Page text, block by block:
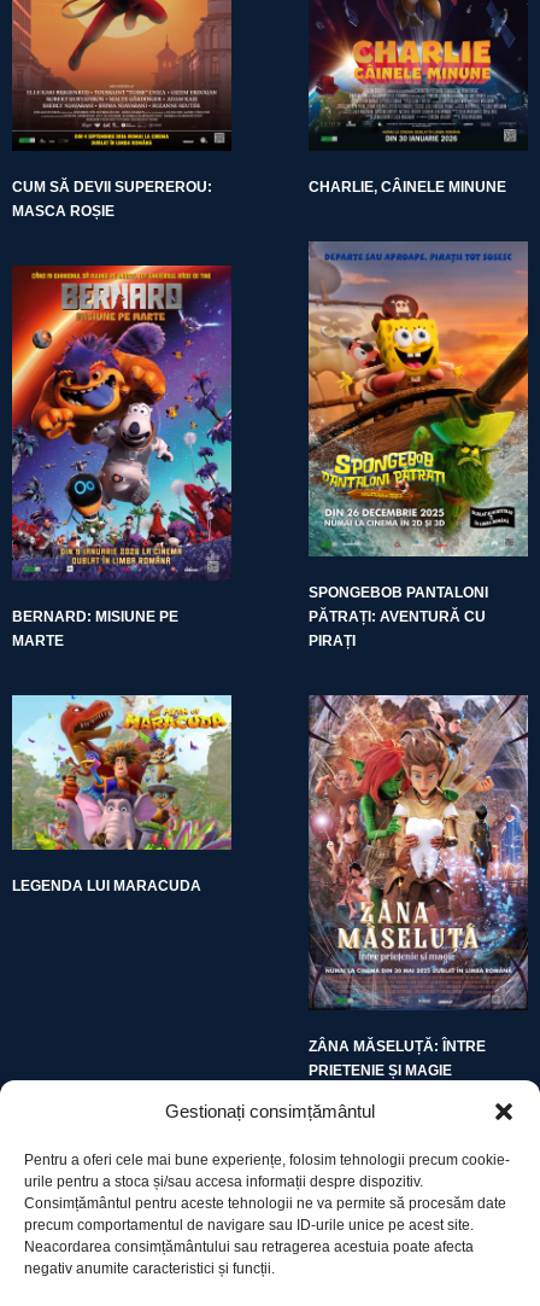
Gestionați consimțământul
Pentru a oferi cele mai bune experiențe, folosim tehnologii precum cookie-
urile pentru a stoca și/sau accesa informații despre dispozitiv.
Consimțământul pentru aceste tehnologii ne va permite să procesăm date
precum comportamentul de navigare sau ID-urile unice pe acest site.
Neacordarea consimțământului sau retragerea acestuia poate afecta
negativ anumite caracteristici și funcții.
CUM SĂ DEVII SUPEREROU:
MASCA ROȘIE
CHARLIE, CÂINELE MINUNE
BERNARD: MISIUNE PE
MARTE
SPONGEBOB PANTALONI
PĂTRAȚI: AVENTURĂ CU
PIRAȚI
LEGENDA LUI MARACUDA
ZÂNA MĂSELUȚĂ: ÎNTRE
PRIETENIE ȘI MAGIE
Utile